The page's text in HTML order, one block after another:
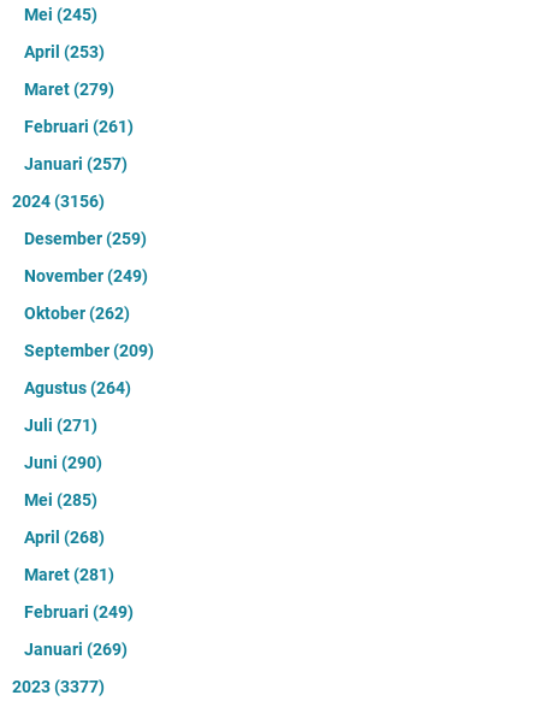
Mei (245)
April (253)
Maret(279)
Februari (261)
Januari (257)
2024(3156)
Desember(259)
November(249)
Oktober(262)
September(209)
Agustus(264)
Juli (271)
Juni (290)
Mei (285)
April (268)
Maret(281)
Februari (249)
Januari (269)
2023(3377)